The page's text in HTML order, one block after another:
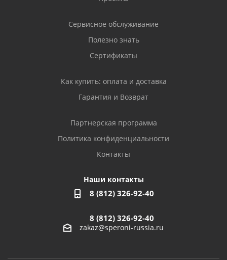
Сервисное обслуживание
Полезно знать
Сертификаты
Как купить: оплата и доставка
Гарантия и Возврат
Партнерская программа
Политика конфиденциальности
Контакты
Наши контакты
8 (812) 326-92-40
8 (812) 326-92-40
zakaz@speroni-russia.ru